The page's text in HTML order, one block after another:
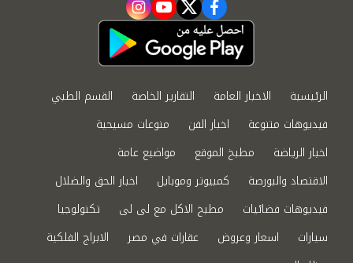
facebook
twitter
youtube
instagram
الرئيسية الاخبار العامة التقارير الخاصة
القسم الطبي
فيديوهات متنوعة
اخبار الفن
منوعات مسيحية
اخبار الرياضة
مطبخ الموقع
مواضيع عامة
الاقتصاد والبورصة
كمبيوتر وموبايل
اخبار الحق والضلال
فيديوهات فضائيات
مطبخ الاكل مع لى لى
تكنولوجيا
سيارات
اسعار وعروض عقارات في مصر
الابراج الفلكية